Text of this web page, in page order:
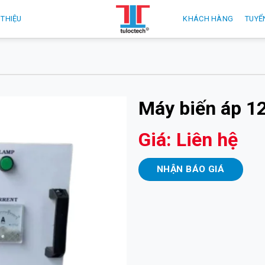
KHÁCH HÀNG
Máy biến áp
Giá: Liên hệ
NHẬN BÁO GIÁ